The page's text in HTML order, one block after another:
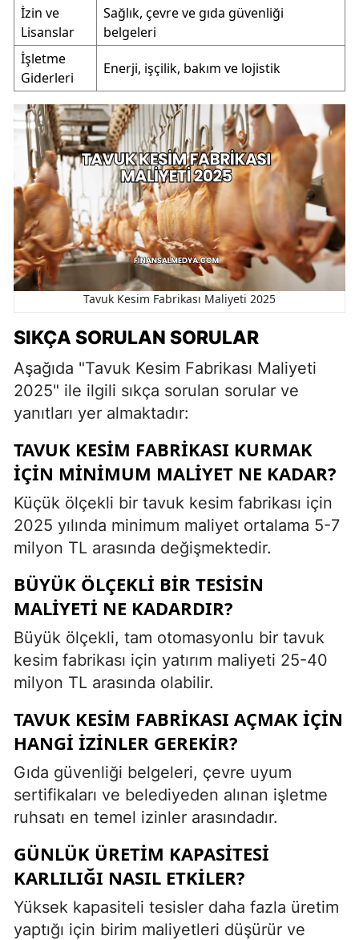
İzin ve
Lisanslar
Sağlık, çevre ve gıda güvenliği
belgeleri
İşletme
Giderleri
Enerji, işçilik, bakım ve lojistik
Tavuk Kesim Fabrikası Maliyeti 2025
SIKÇA SORULAN SORULAR
Aşağıda "Tavuk Kesim Fabrikası Maliyeti
2025" ile ilgili sıkça sorulan sorular ve
yanıtları yer almaktadır:
TAVUK KESIM FABRIKASI KURMAK
IÇIN MINIMUM MALIYET NE KADAR?
Küçük ölçekli bir tavuk kesim fabrikası için
2025 yılında minimum maliyet ortalama 5-7
milyon TL arasında değişmektedir.
BÜYÜK ÖLÇEKLI BIR TESISIN
MALIYETI NE KADARDIR?
Büyük ölçekli, tam otomasyonlu bir tavuk
kesim fabrikası için yatırım maliyeti 25-40
milyon TL arasında olabilir.
TAVUK KESIM FABRIKASI AÇMAK IÇIN
HANGI IZINLER GEREKIR?
Gıda güvenliği belgeleri, çevre uyum
sertifikaları ve belediyeden alınan işletme
ruhsatı en temel izinler arasındadır.
GÜNLÜK ÜRETIM KAPASITESI
KARLILIĞI NASIL ETKILER?
Yüksek kapasiteli tesisler daha fazla üretim
yaptığı için birim maliyetleri düşürür ve